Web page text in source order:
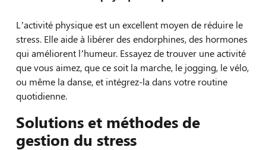
L’activité physique est un excellent moyen de réduire le
stress. Elle aide à libérer des endorphines, des hormones
qui améliorent l’humeur. Essayez de trouver une activité
que vous aimez, que ce soit la marche, le jogging, le vélo,
ou même la danse, et intégrez-la dans votre routine
quotidienne.
Solutions et méthodes de
gestion du stress